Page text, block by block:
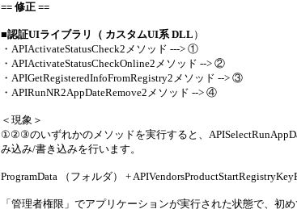
== 修正 ==
■認証UIライブラリ（ カスタムUI系 DLL ）
・APIActivateStatusCheck2メソッド ---> ①
・APIActivateStatusCheckOnline2メソッド --> ②
・APIGetRegisteredInfoFromRegistry2メソッド --> ③
・APIRunNR2AppDateRemove2メソッド --> ④
＜現象＞
①②③のいずれかのメソッドを実行すると、
み込み/書き込みを行います。
ProgramData （フォルダ） +
「管理者権限」でアプリケーションが実行された状態で、初